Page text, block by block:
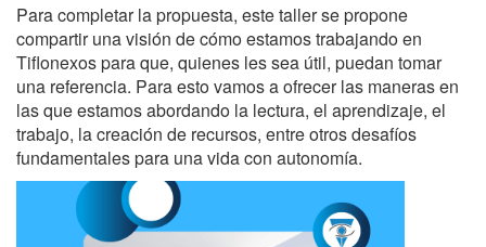
Para completar la propuesta, este taller se propone
compartir una visión de cómo estamos trabajando en
Tiflonexos para que, quienes les sea útil, puedan tomar
una referencia. Para esto vamos a ofrecer las maneras en
las que estamos abordando la lectura, el aprendizaje, el
trabajo, la creación de recursos, entre otros desafíos
fundamentales para una vida con autonomía.